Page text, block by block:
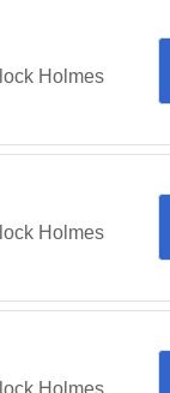
Holmes
Holmes